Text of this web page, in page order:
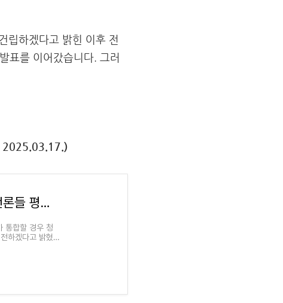
립하겠다고 밝힌 이후 전
표를 이어갔습니다. 그러
2025.03.17.)
완주-전주 통합 시청사를 완주군에? 지역 언론들 평가 엇갈려(뉴스 피클 2025.03.17.)
통합할 경우 청
하겠다고 밝혔